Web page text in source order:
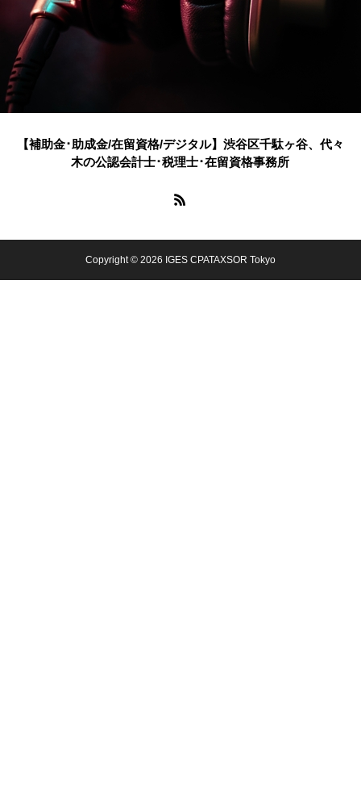
【補助金･助成金/在留資格/デジタル】渋谷区千駄ヶ谷、代々
木の公認会計士･税理士･在留資格事務所
Copyright © 2026 IGES CPATAXSOR Tokyo